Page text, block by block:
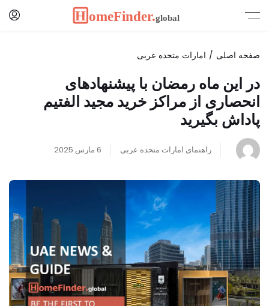
صفحه اصلی امارات متحده عربی
در این ماه رمضان با پیشنهادهای
انحصاری از مراکز خرید مجید الفتیم
پاداش بگیرید
راهنمای امارات متحده عربی 6 مارس 2025